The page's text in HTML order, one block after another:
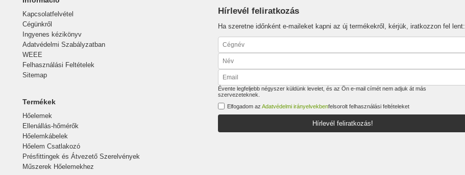
Kapcsolatfelvétel
Cégünkről
Ingyenes kézikönyv
Adatvédelmi Szabályzatban
WEEE
Felhasználási Feltételek
Sitemap
Termékek
Hőelemek
Ellenállás-hőmérők
Hőelemkábelek
Hőelem Csatlakozó
Présfittingek és Átvezető Szerelvények
Műszerek Hőelemekhez
Hírlevél feliratkozás
Ha szeretne időnként e-maileket kapni az új termékekről, kérjük, iratkozzon fel lent:
Évente legfeljebb négyszer küldünk levelet, és az Ön e-mail címét nem adjuk át más
szervezeteknek.
Elfogadom az Adatvédelmi irányelvekbenfelsorolt felhasználási feltételeket
Hírlevél feliratkozás!